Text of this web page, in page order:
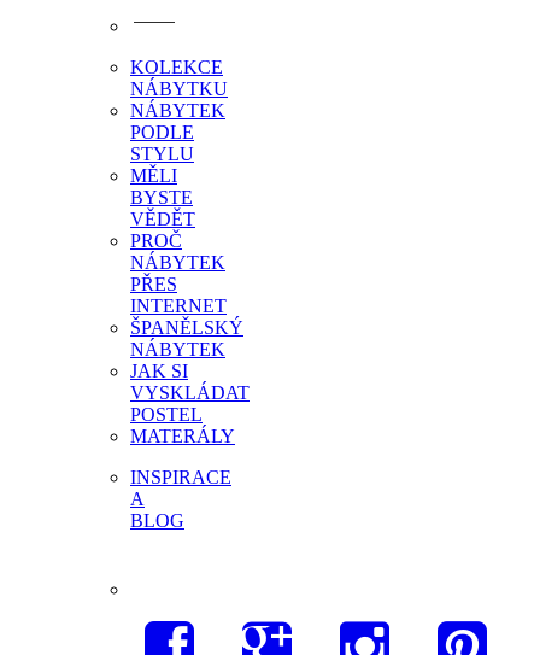
KOLEKCE
NÁBYTKU
NÁBYTEK
PODLE
STYLU
MĚLI
BYSTE
VĚDĚT
PROČ
NÁBYTEK
PŘES
INTERNET
ŠPANĚLSKÝ
NÁBYTEK
JAK SI
VYSKLÁDAT
POSTEL
MATERÁLY
INSPIRACE
A
BLOG